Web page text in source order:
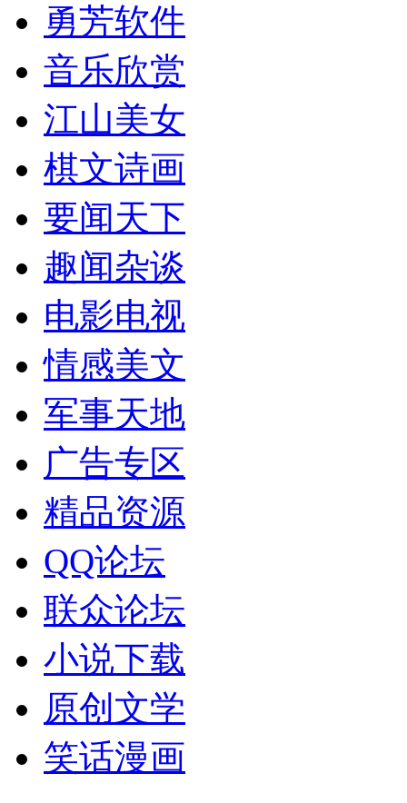
勇芳软件
音乐欣赏
江山美女
棋文诗画
要闻天下
趣闻杂谈
电影电视
情感美文
军事天地
广告专区
精品资源
QQ论坛
联众论坛
小说下载
原创文学
笑话漫画